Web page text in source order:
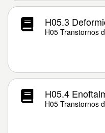
H05.3
H05 Transtornos
H05.4
H05 Transtornos